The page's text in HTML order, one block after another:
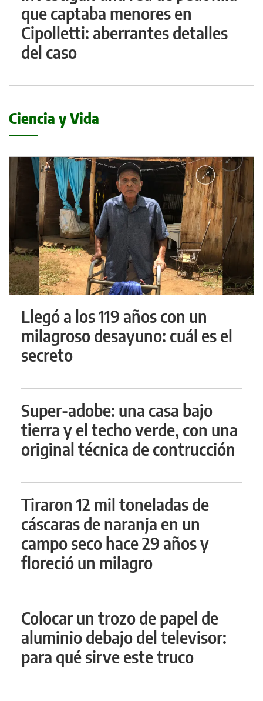
que captaba menores en
Cipolletti: aberrantes detalles
del caso
Ciencia y Vida
Llegó a los 119 años con un
milagroso desayuno: cuál es el
secreto
Super-adobe: una casa bajo
tierra y el techo verde, con una
original técnica de contrucción
Tiraron 12 mil toneladas de
cáscaras de naranja en un
campo seco hace 29 años y
floreció un milagro
Colocar un trozo de papel de
aluminio debajo del televisor:
para qué sirve este truco